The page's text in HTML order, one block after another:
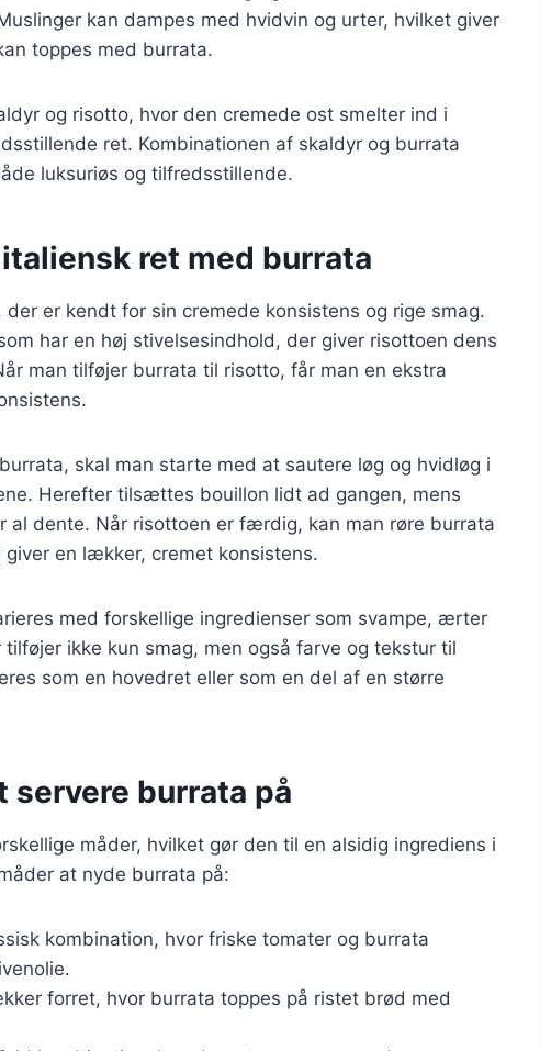
kan dampes med hvidvin og urter, hvilket giver
toppes med burrata.
og risotto, hvor den cremede ost smelter ind i
ret. Kombinationen af skaldyr og burrata
luksuriøs og tilfredsstillende.
ret med burrata
er kendt for sin cremede konsistens og rige smag.
har en høj stivelsesindhold, der giver risottoen dens
man tilføjer burrata til risotto, får man en ekstra
skal man starte med at sautere løg og hvidløg i
Herefter tilsættes bouillon lidt ad gangen, mens
al dente. Når risottoen er færdig, kan man røre burrata
en lækker, cremet konsistens.
med forskellige ingredienser som svampe, ærter
ikke kun smag, men også farve og tekstur til
som en hovedret eller som en del af en større
servere burrata på
måder, hvilket gør den til en alsidig ingrediens i
at nyde burrata på:
kombination, hvor friske tomater og burrata
forret, hvor burrata toppes på ristet brød med